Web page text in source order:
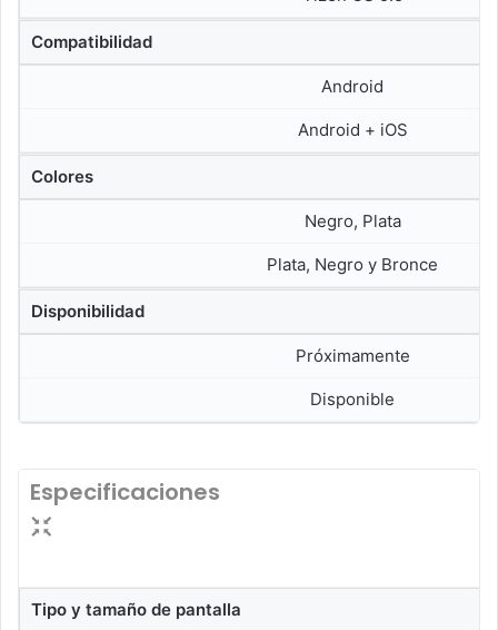
Compatibilidad
Android
Android + iOS
Colores
Negro, Plata
Plata, Negro y Bronce
Disponibilidad
Próximamente
Disponible
Especificaciones
Tipo y tamaño de pantalla